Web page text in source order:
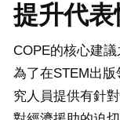
提升代表
COPE的核心建議
為了在STEM出
究人員提供有針